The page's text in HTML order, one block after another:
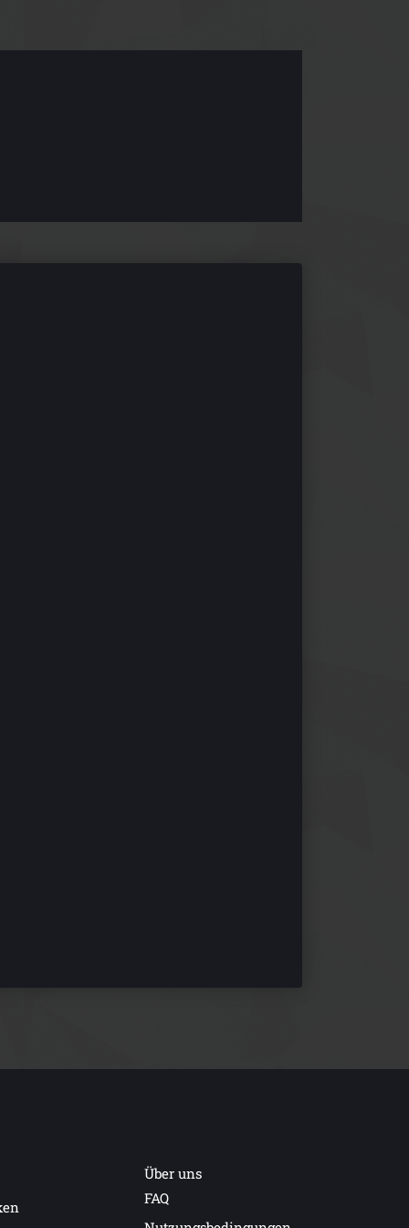
Über uns
FAQ